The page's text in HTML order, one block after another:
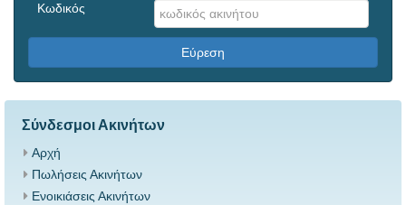
Κωδικός
Εύρεση
Σύνδεσμοι Ακινήτων
Αρχή
Πωλήσεις Ακινήτων
Ενοικιάσεις Ακινήτων